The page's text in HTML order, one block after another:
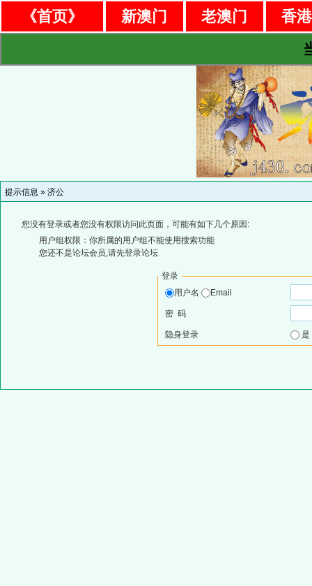
《首页》 新澳门 老澳门
香
提示信息 » 济公
您没有登录或者您没有权限访问此页面，可能有如下几个原因:
用户组权限：你所属的用户组不能使用搜索功能
您还不是论坛会员,请先登录论坛
登录
用户名
Email
密 码
隐身登录